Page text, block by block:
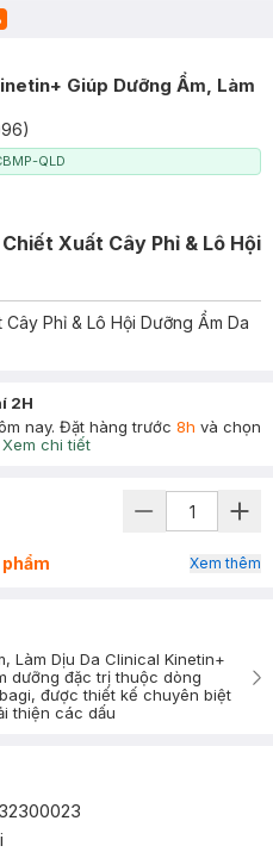
Giúp Dưỡng Ẩm, Làm
)
QLD
Xuất Cây Phỉ & Lô Hội
Phỉ & Lô Hội Dưỡng Ẩm Da
2H
nay. Đặt hàng trước 8h và chọn
Xem chi tiết
Xem thêm
Làm Dịu Da Clinical Kinetin+
dưỡng đặc trị thuộc dòng
được thiết kế chuyên biệt
thiện các dấu